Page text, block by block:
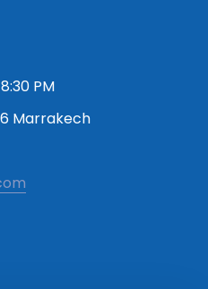
PM
Marrakech